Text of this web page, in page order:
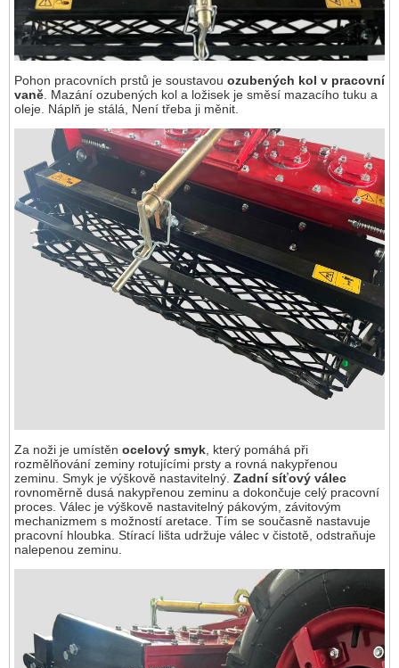
Pohon pracovních prstů je soustavou ozubených kol v pracovní
vaně . Mazání ozubených kol a ložisek je směsí mazacího tuku a
oleje. Náplň je stálá, Není třeba ji měnit.
Za noži je umístěn ocelový smyk , který pomáhá při
rozmělňování zeminy rotujícími prsty a rovná nakypřenou
zeminu. Smyk je výškově nastavitelný. Zadní síťový válec
rovnoměrně dusá nakypřenou zeminu a dokončuje celý pracovní
proces. Válec je výškově nastavitelný pákovým, závitovým
mechanizmem s možností aretace. Tím se současně nastavuje
pracovní hloubka. Stírací lišta udržuje válec v čistotě, odstraňuje
nalepenou zeminu.